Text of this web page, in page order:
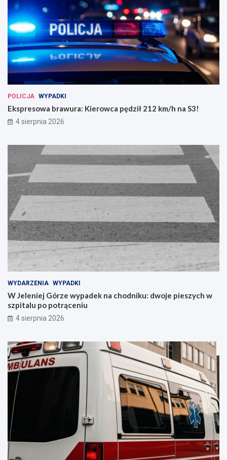
POLICJA WYPADKI
Ekspresowa brawura: Kierowca pędził 212 km/h na S3!
4 sierpnia 2026
WYDARZENIA WYPADKI
W Jeleniej Górze wypadek na chodniku: dwoje pieszych w
szpitalu po potrąceniu
4 sierpnia 2026